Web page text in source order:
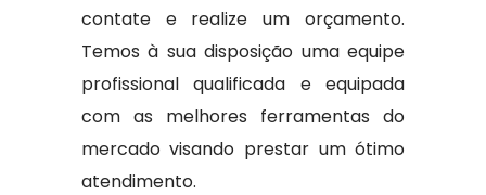
contate e realize um orçamento.
Temos à sua disposição uma equipe
profissional qualificada e equipada
com as melhores ferramentas do
mercado visando prestar um ótimo
atendimento.